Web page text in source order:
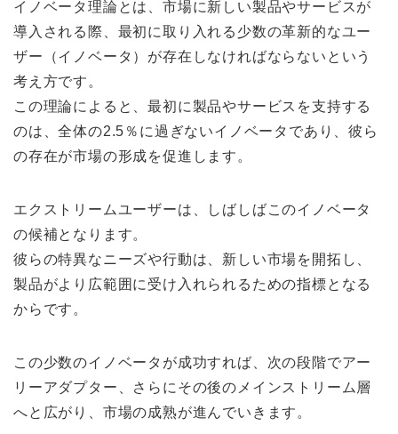
イノベータ理論とは、市場に新しい製品やサービスが
導入される際、最初に取り入れる少数の革新的なユー
ザー（イノベータ）が存在しなければならないという
考え方です。
この理論によると、最初に製品やサービスを支持する
のは、全体の2.5％に過ぎないイノベータであり、彼ら
の存在が市場の形成を促進します。
エクストリームユーザーは、しばしばこのイノベータ
の候補となります。
彼らの特異なニーズや行動は、新しい市場を開拓し、
製品がより広範囲に受け入れられるための指標となる
からです。
この少数のイノベータが成功すれば、次の段階でアー
リーアダプター、さらにその後のメインストリーム層
へと広がり、市場の成熟が進んでいきます。